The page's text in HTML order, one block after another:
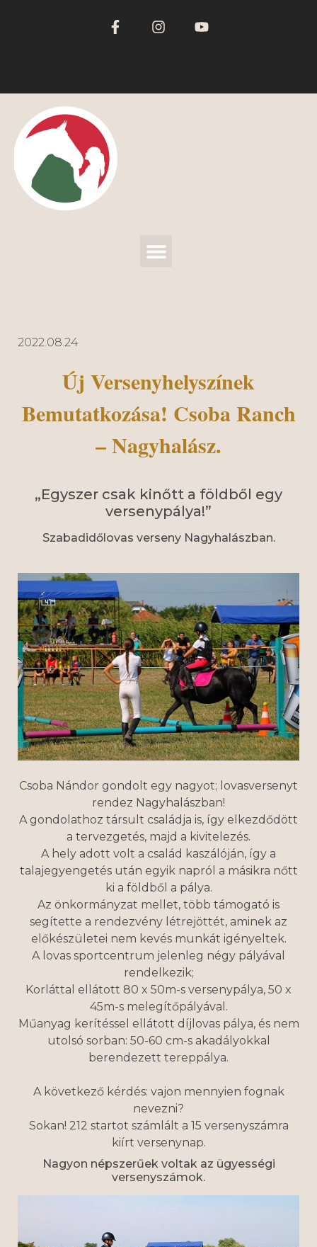
2022.08.24
Új Versenyhelyszínek
Bemutatkozása! Csoba Ranch
– Nagyhalász.
„Egyszer csak kinőtt a földből egy
versenypálya!”
Szabadidőlovas verseny Nagyhalászban.
Csoba Nándor gondolt egy nagyot; lovasversenyt
rendez Nagyhalászban!
A gondolathoz társult családja is, így elkezdődött
a tervezgetés, majd a kivitelezés.
A hely adott volt a család kaszálóján, így a
talajegyengetés után egyik napról a másikra nőtt
ki a földből a pálya.
Az önkormányzat mellet, több támogató is
segítette a rendezvény létrejöttét, aminek az
előkészületei nem kevés munkát igényeltek.
A lovas sportcentrum jelenleg négy pályával
rendelkezik;
Korláttal ellátott 80 x 50m-s versenypálya, 50 x
45m-s melegítőpályával.
Műanyag kerítéssel ellátott díjlovas pálya, és nem
utolsó sorban: 50-60 cm-s akadályokkal
berendezett tereppálya.
A következő kérdés: vajon mennyien fognak
nevezni?
Sokan! 212 startot számlált a 15 versenyszámra
kiírt versenynap.
Nagyon népszerűek voltak az ügyességi
versenyszámok.